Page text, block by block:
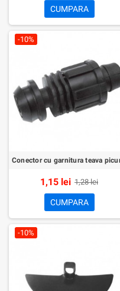
CUMPARA
-10%
1,15 lei 1,28 lei
CUMPARA
-10%